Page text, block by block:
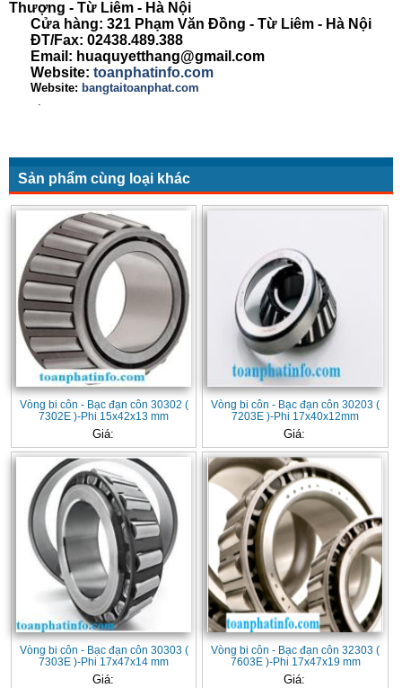
Thượng - Từ Liêm - Hà Nội
Cửa hàng: 321 Phạm Văn Đồng - Từ Liêm - Hà Nội
ĐT/Fax: 02438.489.388
Email: huaquyetthang@gmail.com
Website: toanphatinfo.com
Website: bangtaitoanphat.com
.
Sản phẩm cùng loại khác
Vòng bi côn - Bạc đạn côn 30302 (
7302E )-Phi 15x42x13 mm
Giá:
Vòng bi côn - Bạc đạn côn 30203 (
7203E )-Phi 17x40x12mm
Giá:
Vòng bi côn - Bạc đạn côn 30303 (
7303E )-Phi 17x47x14 mm
Giá:
Vòng bi côn - Bạc đạn côn 32303 (
7603E )-Phi 17x47x19 mm
Giá: